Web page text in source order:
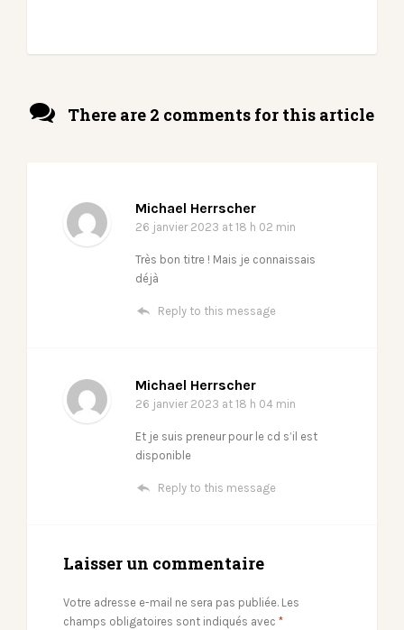
There are 2 comments for this article
Michael Herrscher
26 janvier 2023 at 18 h 02 min
Très bon titre ! Mais je connaissais
déjà
Reply to this message
Michael Herrscher
26 janvier 2023 at 18 h 04 min
Et je suis preneur pour le cd s’il est
disponible
Reply to this message
Laisser un commentaire
Votre adresse e-mail ne sera pas publiée. Les
champs obligatoires sont indiqués avec *